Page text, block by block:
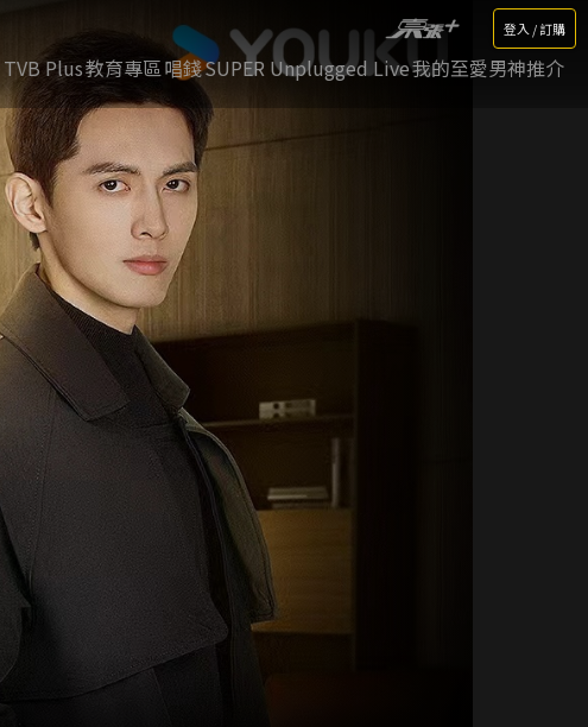
登入 / 訂購
TVB Plus教育專區唱錢SUPER Unplugged Live我的至愛男神推介